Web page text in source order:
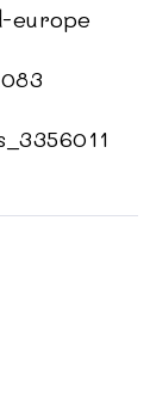
europe